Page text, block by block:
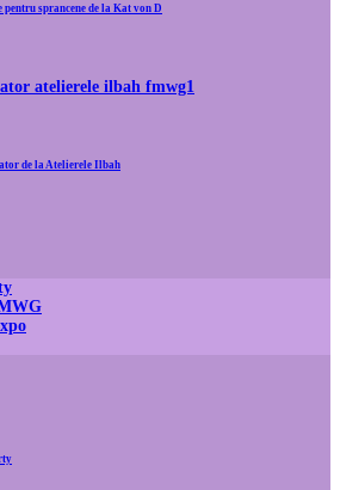
sprancene de la Kat von D
de la Atelierele Ilbah